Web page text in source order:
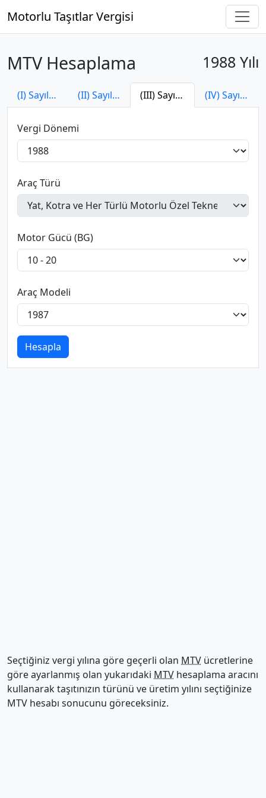
Motorlu Taşıtlar Vergisi
1988 Yılı
MTV Hesaplama
(I) Sayılı Tarife (II) Sayılı Tarife (III) Sayılı Tarife (IV) Sayılı Tarife
Vergi Dönemi
Araç Türü
Motor Gücü (BG)
Araç Modeli
Hesapla
Seçtiğiniz vergi yılına göre geçerli olan MTV ücretlerine
göre ayarlanmış olan yukarıdaki MTV hesaplama aracını
kullanarak taşıtınızın türünü ve üretim yılını seçtiğinize
MTV hesabı sonucunu göreceksiniz.